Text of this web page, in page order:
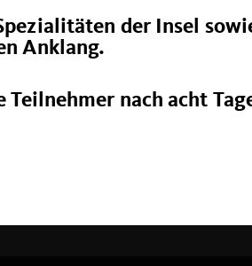
der Insel
Anklang.
nach acht